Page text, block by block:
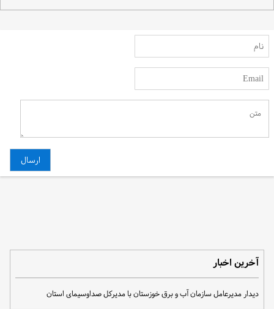
آخرین اخبار
دیدار مدیرعامل سازمان آب و برق خوزستان با مدیرکل صداوسیمای استان